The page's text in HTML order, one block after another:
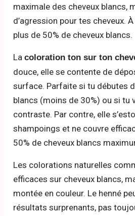
maximale des cheveux blancs,
d’agression pour tes cheveux.
plus de 50% de cheveux blancs.
Lacoloration ton sur ton
douce, elle se contente de
surface. Parfaite si tu débutes
blancs (moins de 30%) ou si tu
contraste. Par contre, elle
shampoings et ne couvre
50% de cheveux blancs
Les colorations naturelles
efficaces sur cheveux blancs,
montée en couleur. Le henné
résultats surprenants, pas